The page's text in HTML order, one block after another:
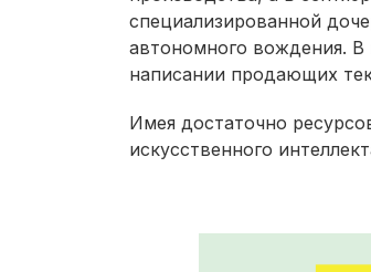
специализированной
автономного вождения. В
написании продающих
Имея достаточно
искусственного